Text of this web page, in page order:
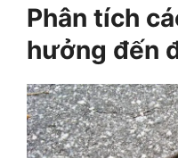
Phân tích
hưởng đến